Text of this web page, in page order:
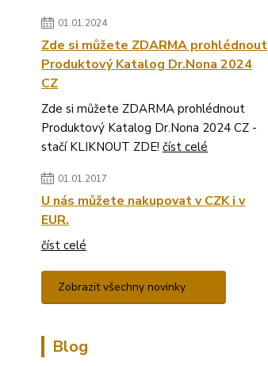
01.01.2024
Zde si můžete ZDARMA prohlédnout
Produktový Katalog Dr.Nona 2024
CZ
Zde si můžete ZDARMA prohlédnout
Produktový Katalog Dr.Nona 2024 CZ -
stačí KLIKNOUT ZDE! číst celé
01.01.2017
U nás můžete nakupovat v CZK i v
EUR.
číst celé
Zobrazit všechny novinky
Blog